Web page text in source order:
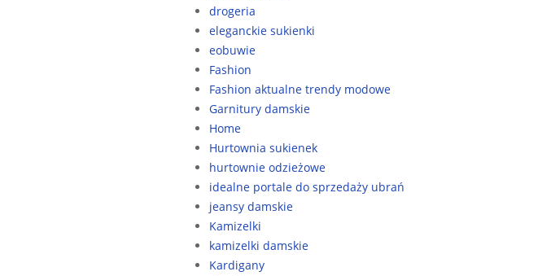
drogeria
eleganckie sukienki
eobuwie
Fashion
Fashion aktualne trendy modowe
Garnitury damskie
Home
Hurtownia sukienek
hurtownie odzieżowe
idealne portale do sprzedaży ubrań
jeansy damskie
Kamizelki
kamizelki damskie
Kardigany